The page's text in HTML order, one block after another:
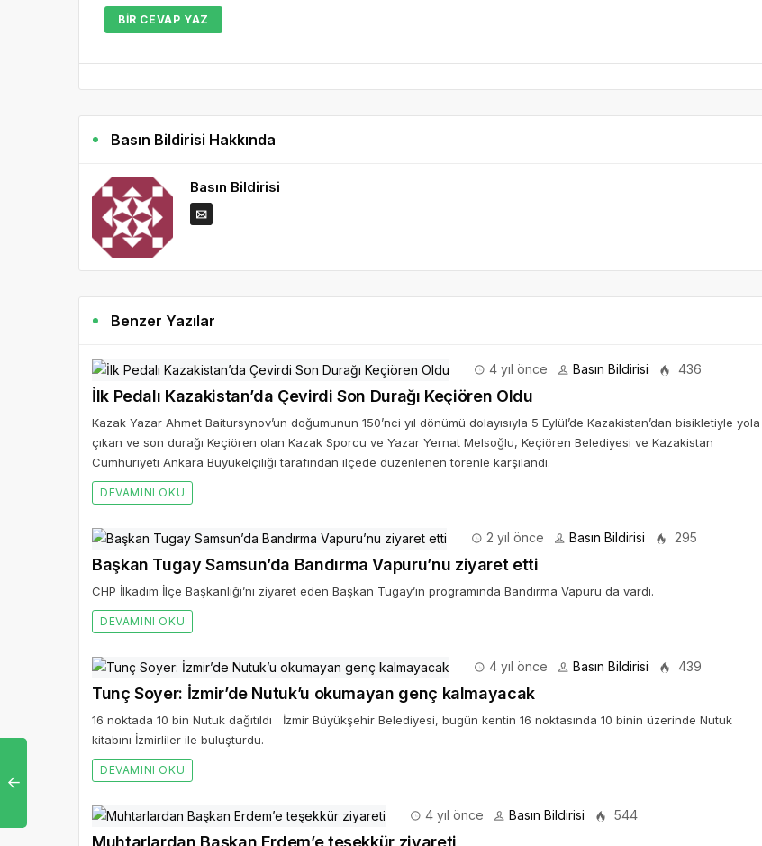
BIR CEVAP YAZ
Basın Bildirisi Hakkında
Basın Bildirisi
Benzer Yazılar
4 yıl önce Basın Bildirisi 436
İlk Pedalı Kazakistan’da Çevirdi Son Durağı Keçiören Oldu
Kazak Yazar Ahmet Baitursynov’un doğumunun 150’nci yıl dönümü dolayısıyla 5 Eylül’de Kazakistan’dan bisikletiyle yola
çıkan ve son durağı Keçiören olan Kazak Sporcu ve Yazar Yernat Melsoğlu, Keçiören Belediyesi ve Kazakistan
Cumhuriyeti Ankara Büyükelçiliği tarafından ilçede düzenlenen törenle karşılandı.
DEVAMINI OKU
2 yıl önce Basın Bildirisi 295
Başkan Tugay Samsun’da Bandırma Vapuru’nu ziyaret etti
CHP İlkadım İlçe Başkanlığı’nı ziyaret eden Başkan Tugay’ın programında Bandırma Vapuru da vardı.
DEVAMINI OKU
4 yıl önce Basın Bildirisi 439
Tunç Soyer: İzmir’de Nutuk’u okumayan genç kalmayacak
16 noktada 10 bin Nutuk dağıtıldı İzmir Büyükşehir Belediyesi, bugün kentin 16 noktasında 10 binin üzerinde Nutuk
kitabını İzmirliler ile buluşturdu.
DEVAMINI OKU
4 yıl önce Basın Bildirisi 544
Muhtarlardan Başkan Erdem’e teşekkür ziyareti